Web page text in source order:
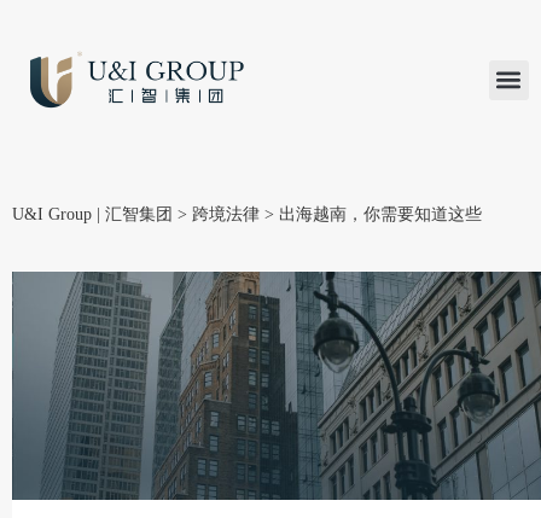
U&I Group | 汇智集团 > 跨境法律 > 出海越南，你需要知道这些